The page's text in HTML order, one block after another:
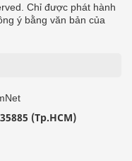
Chỉ được phát hành
ý bằng văn bản của
(Tp.HCM)